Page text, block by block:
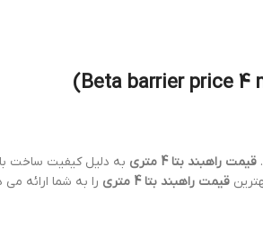
قیمت راهبند بتا 4 متری
به دلیل کیفیت ساخت
قیمت راهبند بتا 4 متری را به شما ارائه